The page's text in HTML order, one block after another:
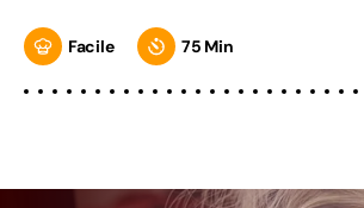
Facile 75 Min